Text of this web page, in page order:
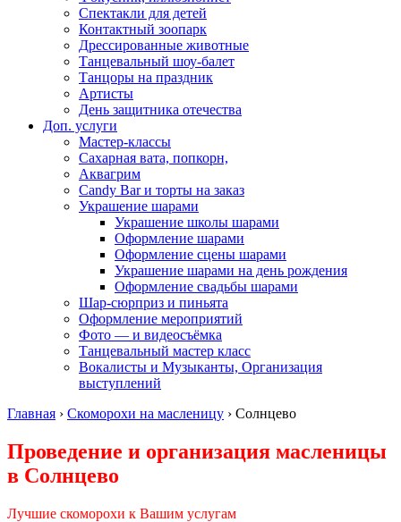
Спектакли для детей
Контактный зоопарк
Дрессированные животные
Танцевальный шоу-балет
Танцоры на праздник
Артисты
День защитника отечества
Доп. услуги
Мастер-классы
Сахарная вата, попкорн,
Аквагрим
Candy Bar и торты на заказ
Украшение шарами
Украшение школы шарами
Оформление шарами
Оформление сцены шарами
Украшение шарами на день рождения
Оформление свадьбы шарами
Шар-сюрприз и пиньята
Оформление мероприятий
Фото — и видеосъёмка
Танцевальный мастер класс
Вокалисты и Музыканты, Организация
выступлений
Главная › Скоморохи на масленицу › Солнцево
Проведение и организация масленицы
в Солнцево
Лучшие скоморохи к Вашим услугам